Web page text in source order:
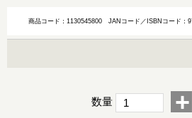
商品コード：1130545800JANコード／ISBNコード：
数量 +